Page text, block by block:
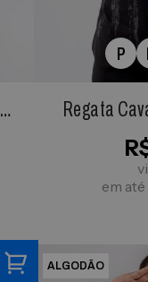
P
Regata
em até
ALGODÃO